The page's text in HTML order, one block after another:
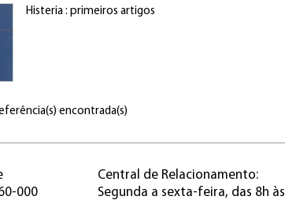
Histeria : primeiros artigos
encontrada(s)
000
Central de Relacionamento:
Segunda a sexta-feira, das 8h às